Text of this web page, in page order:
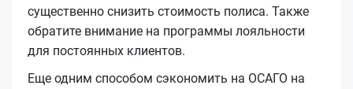
существенно снизить стоимость полиса. Также
обратите внимание на программы лояльности
для постоянных клиентов.
Еще одним способом сэкономить на ОСАГО на